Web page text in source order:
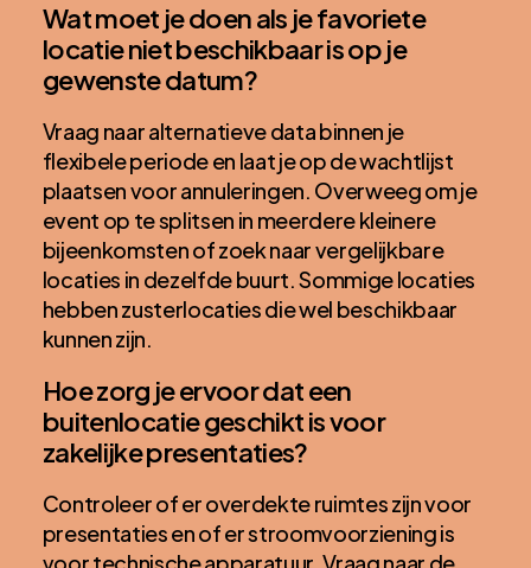
Wat moet je doen als je favoriete
locatie niet beschikbaar is op je
gewenste datum?
Vraag naar alternatieve data binnen je
flexibele periode en laat je op de wachtlijst
plaatsen voor annuleringen. Overweeg om je
event op te splitsen in meerdere kleinere
bijeenkomsten of zoek naar vergelijkbare
locaties in dezelfde buurt. Sommige locaties
hebben zusterlocaties die wel beschikbaar
kunnen zijn.
Hoe zorg je ervoor dat een
buitenlocatie geschikt is voor
zakelijke presentaties?
Controleer of er overdekte ruimtes zijn voor
presentaties en of er stroomvoorziening is